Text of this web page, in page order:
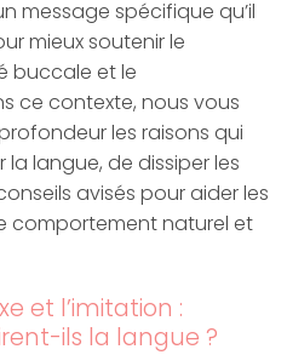
message spécifique qu’il
mieux soutenir le
buccale et le
ce contexte, nous vous
les raisons qui
langue, de dissiper les
avisés pour aider les
comportement naturel et
et l’imitation :
ils la langue ?